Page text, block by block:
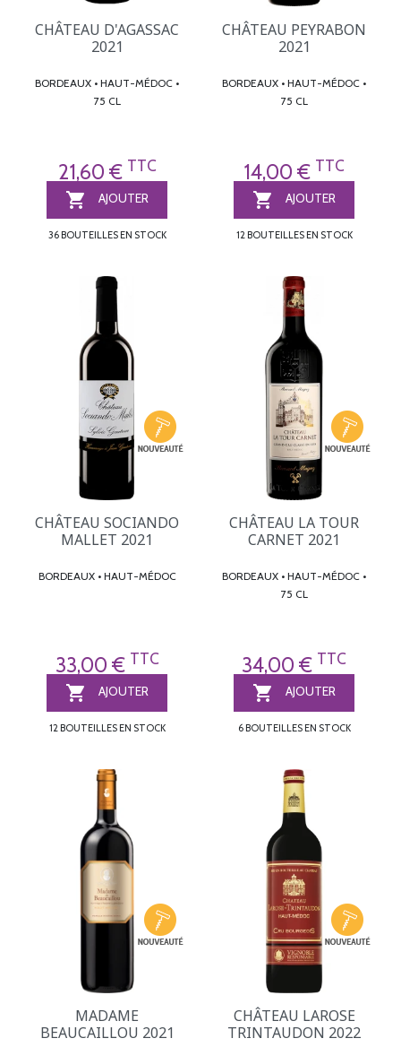
CHÂTEAU D'AGASSAC
2021
BORDEAUX • HAUT-MÉDOC •
75 CL
21,60 € TTC
 AJOUTER
36 BOUTEILLES EN STOCK
CHÂTEAU PEYRABON
2021
BORDEAUX • HAUT-MÉDOC •
75 CL
14,00 € TTC
 AJOUTER
12 BOUTEILLES EN STOCK
CHÂTEAU SOCIANDO
MALLET 2021
BORDEAUX • HAUT-MÉDOC
33,00 € TTC
 AJOUTER
12 BOUTEILLES EN STOCK
CHÂTEAU LA TOUR
CARNET 2021
BORDEAUX • HAUT-MÉDOC •
75 CL
34,00 € TTC
 AJOUTER
6 BOUTEILLES EN STOCK
MADAME
BEAUCAILLOU 2021
CHÂTEAU LAROSE
TRINTAUDON 2022